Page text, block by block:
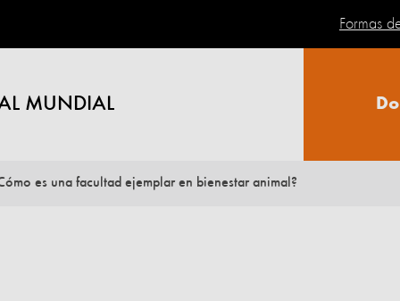
MUNDIAL
Formas
es una facultad ejemplar en bienestar animal?